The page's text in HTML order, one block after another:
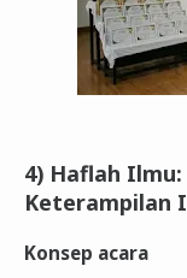
4) Haflah
Keterampilan
Konsep acara